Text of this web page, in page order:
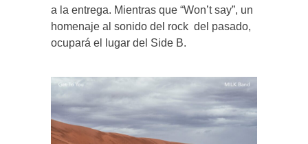
a la entrega. Mientras que “Won’t say”, un
homenaje al sonido del rock del pasado,
ocupará el lugar del Side B.